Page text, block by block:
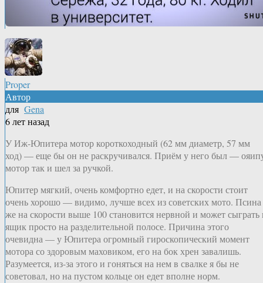
Proper
Автор
для Gena
6 лет назад
У Иж-Юпитера мотор короткоходный (62 мм диаметр, 57 мм
ход) — еще бы он не раскручивался. Приём у него был —
мотор так и шел за ручкой.
Юпитер мягкий, очень комфортно едет, и на скорости стоит
очень хорошо — видимо, лучше всех из советских мото. Псина
же на скорости выше 100 становится нервной и может сыграть
ящик просто на разделительной полосе. Причина этого
очевидна — у Юпитера огромный гироскопический момент
мотора со здоровым маховиком, его на бок хрен завалишь.
Разумеется, из-за этого и гоняться на нем в свалке я бы не
советовал, но на пустом кольце он едет вполне норм.